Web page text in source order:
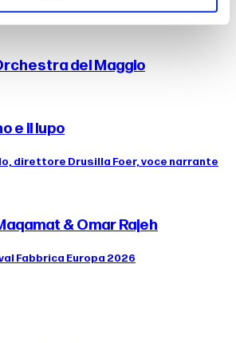
del Maggio
e il lupo
direttore Drusilla Foer, voce narrante
& Omar Rajeh
Fabbrica Europa 2026